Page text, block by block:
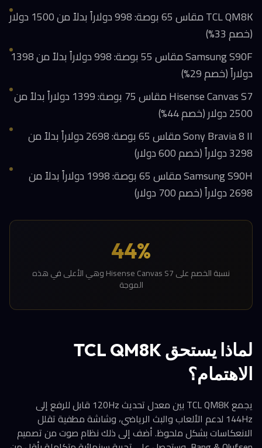
TCL QM8K مقاس 65 بوصة: 998 دولاراً بدلاً من 1500 دولار
(خصم 33%)
Samsung S90F مقاس 55 بوصة: 998 دولاراً بدلاً من 1398
دولاراً (خصم 29%)
Hisense Canvas S7 مقاس 75 بوصة: 1399 دولاراً بدلاً من
2500 دولار (خصم 44%)
Sony Bravia 8 II مقاس 65 بوصة: 2698 دولاراً بدلاً من
3298 دولاراً (خصم 600 دولار)
Samsung S90H مقاس 65 بوصة: 1998 دولاراً بدلاً من
2698 دولاراً (خصم 700 دولار)
44%
نسبة الخصم على Hisense Canvas S7 وهي الأعلى في هذه
الموجة
لماذا يستحق TCL QM8K
الاهتمام؟
يجمع TCL QM8K بين معدل تحديث 120Hz قابل للرفع إلى
144Hz لدعم الألعاب والبث الرياضي، وشاشة مطفية تقلل
الانعكاسات بشكل ملحوظ. أضف إلى ذلك نظام صوت من تصميم